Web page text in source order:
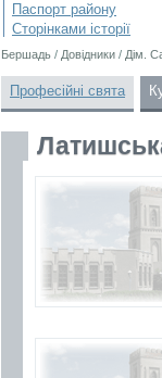
Паспорт району
Сторінками історії
Бершадь / Довідники / Дім.
Професійні свята